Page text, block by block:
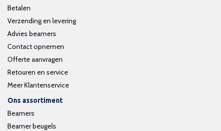
Betalen
Verzending en levering
Advies beamers
Contact opnemen
Offerte aanvragen
Retouren en service
Meer Klantenservice
Ons assortiment
Beamers
Beamer beugels